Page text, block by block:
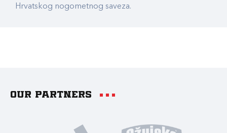
Hrvatskog nogometnog saveza.
Our partners